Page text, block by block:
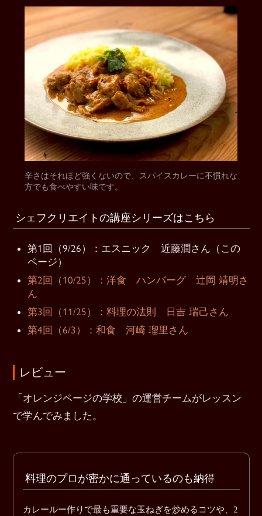
辛さはそれほど強くないので、スパイスカレーに不慣れな
方でも食べやすい味です。
シェフクリエイトの講座シリーズはこちら
第1回（9/26）：エスニック 近藤潤さん（この
ページ）
第2回（10/25）：洋食 ハンバーグ 辻岡 靖明さ
ん
第3回（11/25）：料理の法則 日吉 瑞己さん
第4回（6/3）：和食 河崎 瑠里さん
レビュー
「オレンジページの学校」の運営チームがレッスン
で学んでみました。
料理のプロが密かに通っているのも納得
カレールー作りで最も重要な玉ねぎを炒めるコツや、2